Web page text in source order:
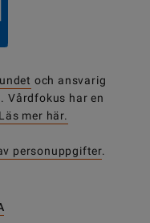
och ansvarig
Vårdfokus har en
Läs mer här.
personuppgifter.